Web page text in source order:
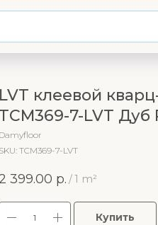
LVT клеевой
TCM369-7-LVT
Damyfloor
SKU: TCM369-7-LVT
2 399.00 р. /1 m²
Купить